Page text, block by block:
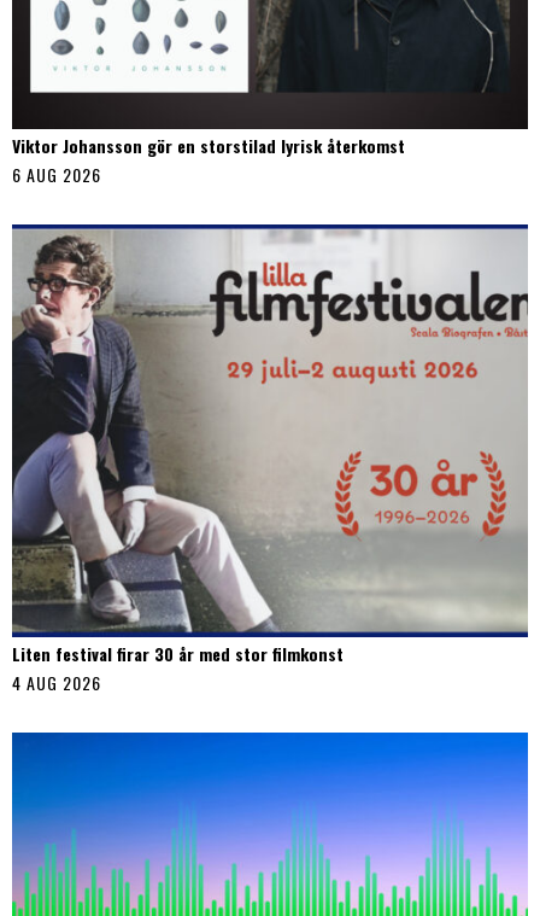
Viktor Johansson gör en storstilad lyrisk återkomst
6 AUG 2026
Liten festival firar 30 år med stor filmkonst
4 AUG 2026